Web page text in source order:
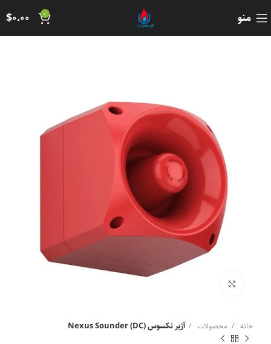
منو 0
$0.00
خانه محصولات آژیر نکسوس Nexus Sounder (DC)